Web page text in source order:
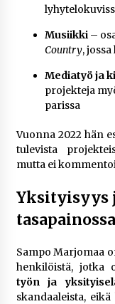
Musiikki–
Country,
Mediatyö ja
projekteja
parissa
Vuonna 2022 hän
tulevista
mutta ei
Yksityisyys
tasapainossa
Sampo Marjomaa
henkilöistä, jotka
työn ja
skandaaleista,